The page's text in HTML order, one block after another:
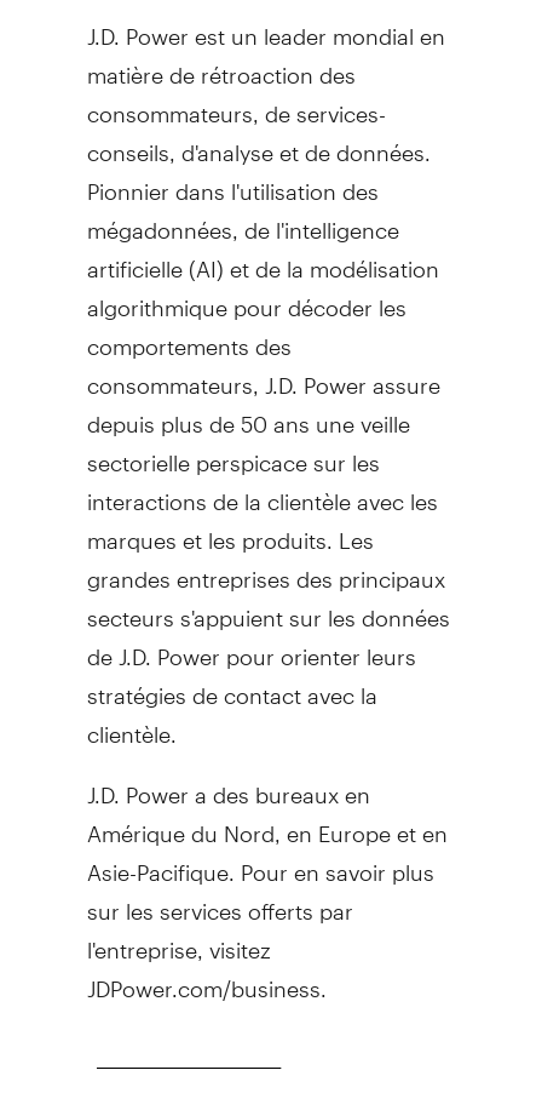
J.D. Power est un leader mondial en
matière de rétroaction des
consommateurs, de services-
conseils, d'analyse et de données.
Pionnier dans l'utilisation des
mégadonnées, de l'intelligence
artificielle (AI) et de la modélisation
algorithmique pour décoder les
comportements des
consommateurs, J.D. Power assure
depuis plus de 50 ans une veille
sectorielle perspicace sur les
interactions de la clientèle avec les
marques et les produits. Les
grandes entreprises des principaux
secteurs s'appuient sur les données
de J.D. Power pour orienter leurs
stratégies de contact avec la
clientèle.
J.D. Power a des bureaux en
Amérique du Nord, enEuropeet en
Asie-Pacifique. Pour en savoir plus
sur les services offerts par
l'entreprise, visitez
JDPower.com/business.